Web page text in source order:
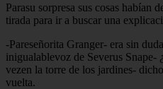
Parasu sorpresa sus cosas habían
tirada para ir a buscar una
-Pareseñorita Granger- era sin
inigualablevoz de Severus Snape-
vezen la torre de los jardines-
vuelta.